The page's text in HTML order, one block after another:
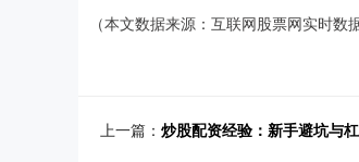
（本文数据来源：互联网股票网实时数
上一篇： 炒股配资经验：新手避坑与